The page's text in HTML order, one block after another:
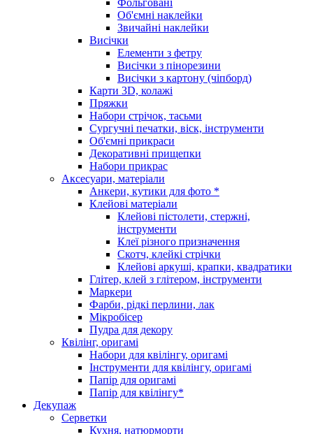
Об'ємні наклейки
Звичайні наклейки
Висічки
Елементи з фетру
Висічки з пінорезини
Висічки з картону (чіпборд)
Карти 3D, колажі
Пряжки
Набори стрічок, тасьми
Сургучні печатки, віск, інструменти
Об'ємні прикраси
Декоративні прищепки
Набори прикрас
Аксесуари, матеріали
Анкери, кутики для фото *
Клейові матеріали
Клейові пістолети, стержні,
інструменти
Клеї різного призначення
Скотч, клейкі стрічки
Клейові аркуші, крапки, квадратики
Глітер, клей з глітером, інструменти
Маркери
Фарби, рідкі перлини, лак
Мікробісер
Пудра для декору
Квілінг, оригамі
Набори для квілінгу, оригамі
Інструменти для квілінгу, оригамі
Папір для оригамі
Папір для квілінгу*
Декупаж
Серветки
Кухня, натюрморти